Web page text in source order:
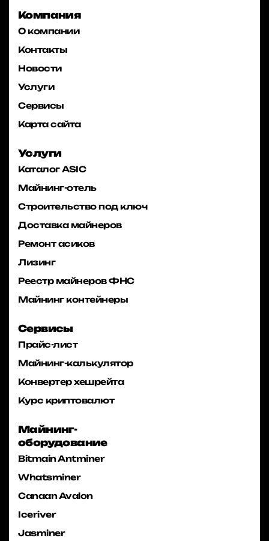
Компания
О компании
Контакты
Новости
Услуги
Сервисы
Карта сайта
Услуги
Каталог ASIC
Майнинг-отель
Строительство под ключ
Доставка майнеров
Ремонт асиков
Лизинг
Реестр майнеров ФНС
Майнинг контейнеры
Сервисы
Прайс-лист
Майнинг-калькулятор
Конвертер хешрейта
Курс криптовалют
Майнинг-
оборудование
Bitmain Antminer
Whatsminer
Canaan Avalon
Iceriver
Jasminer